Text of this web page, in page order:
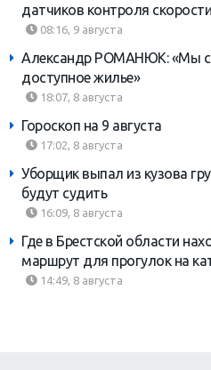
датчиков контроля
08:16, 9 августа
Александр РОМАНЮК: «Мы
доступное жилье»
18:07, 8 августа
Гороскоп на 9 августа
17:02, 8 августа
Уборщик выпал из кузова
будут судить
16:09, 8 августа
Где в Брестской области
маршрут для прогулок на
14:49, 8 августа